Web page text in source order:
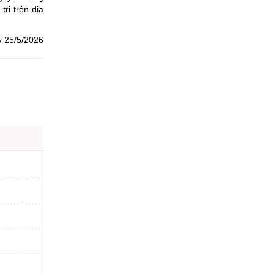
tri trên địa
25/5/2026